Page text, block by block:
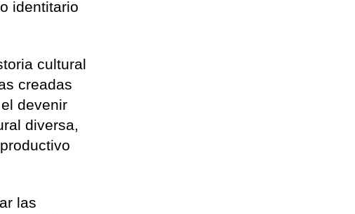
identitario
cultural
creadas
devenir
diversa,
las